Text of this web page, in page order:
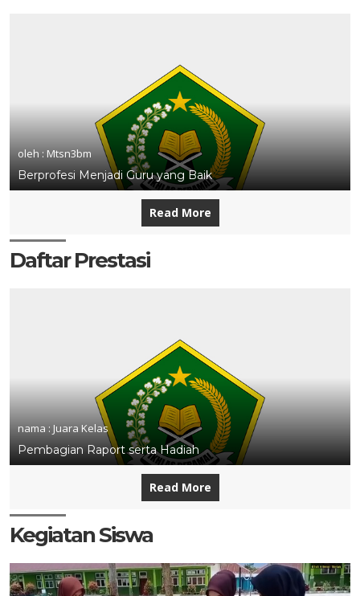
oleh : Mtsn3bm
Berprofesi Menjadi Guru yang Baik
Read More
Daftar Prestasi
nama : Juara Kelas
Pembagian Raport serta Hadiah
Read More
Kegiatan Siswa